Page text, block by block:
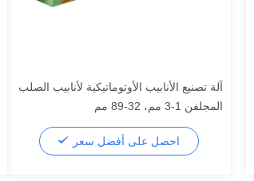
آلة تصنيع الأنابيب الأوتوماتيكية لأنابيب الصلب
المجلفن 1-3 مم، 32-89 مم
احصل على أفضل سعر